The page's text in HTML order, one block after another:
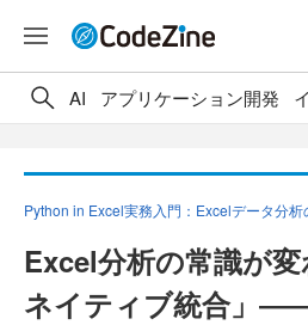
AI アプリケーション開発
Python in Excel実務入門：Excelデータ分析
Excel分析の常識が
ネイティブ統合」